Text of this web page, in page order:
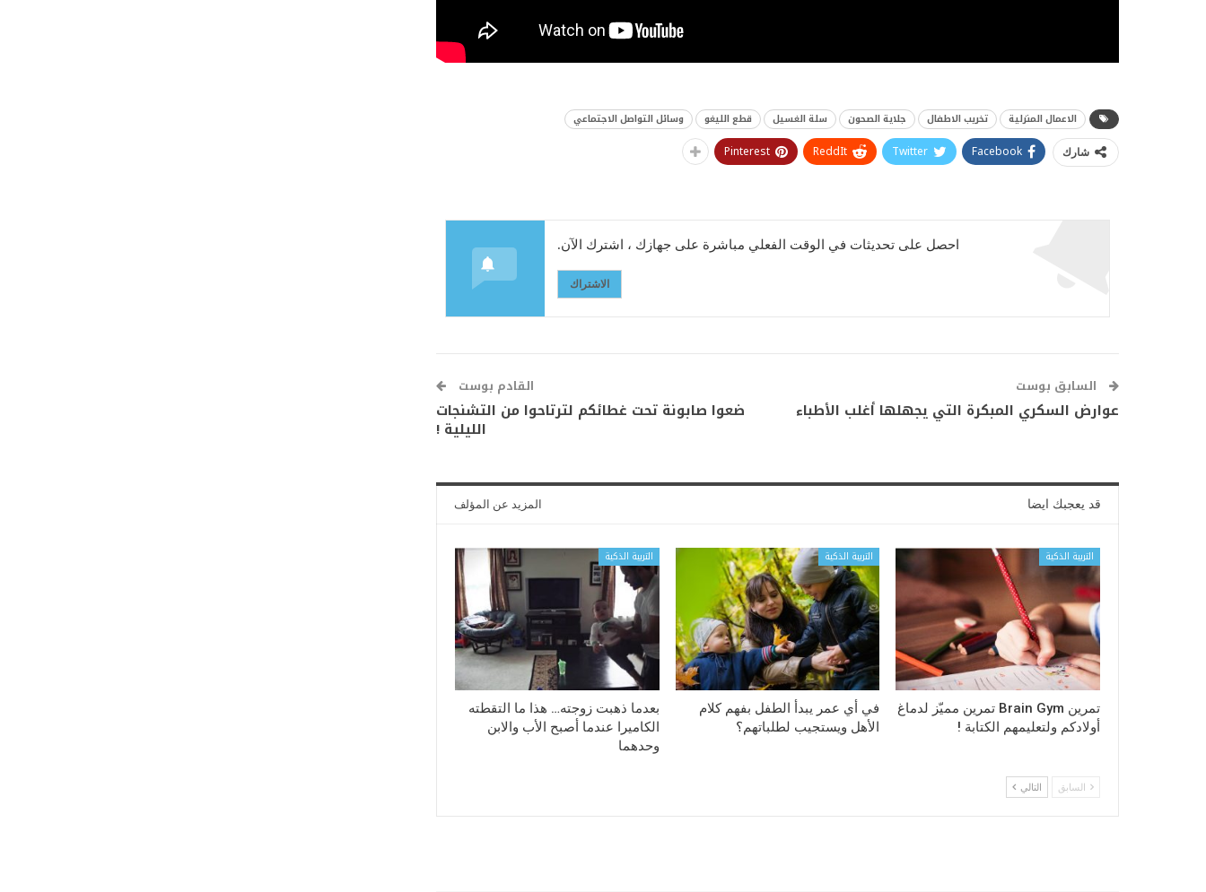
الاعمال المنزلية تخريب الاطفال جلاية الصحون سلة الغسيل قطع الليغو وسائل التواصل الاجتماعي
شارك Facebook
Twitter
ReddIt
Pinterest
احصل على تحديثات في الوقت الفعلي مباشرة على جهازك ، اشترك الآن.
الاشتراك
السابق بوست
عوارض السكري المبكرة التي يجهلها أغلب الأطباء
القادم بوست
ضعوا صابونة تحت غطائكم لترتاحوا من التشنجات
الليلية !
قد يعجبك ايضا المزيد عن المؤلف
التربية الذكية
تمرين Brain Gym تمرين مميّز لدماغ
أولادكم ولتعليمهم الكتابة !
التربية الذكية
في أي عمر يبدأ الطفل بفهم كلام
الأهل ويستجيب لطلباتهم؟
التربية الذكية
بعدما ذهبت زوجته… هذا ما التقطته
الكاميرا عندما أصبح الأب والابن
وحدهما
السابق التالي